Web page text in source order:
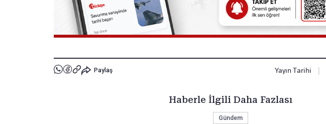
Paylaş Yayın Tarihi
Haberle İlgili Daha Fazlası
Gündem